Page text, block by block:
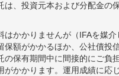
は、投資元本および分配金の
はかかりませんが（IFAを媒
保額がかかるほか、公社債
の保有期間中に間接的にご
がかかります。運用成績に